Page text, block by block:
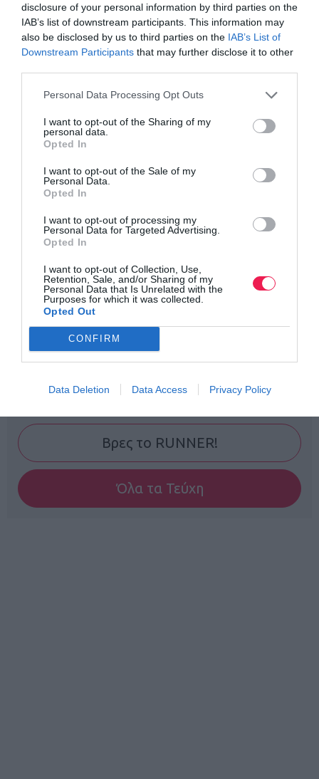
disclosure of your personal information by third parties on the
IAB’s list of downstream participants. This information may
also be disclosed by us to third parties on the IAB’s List of
Downstream Participants that may further disclose it to other
Personal Data Processing Opt Outs
I want to opt-out of the Sharing of my
personal data.
Opted In
I want to opt-out of the Sale of my
Personal Data.
Opted In
I want to opt-out of processing my
Personal Data for Targeted Advertising.
Opted In
I want to opt-out of Collection, Use,
Retention, Sale, and/or Sharing of my
Personal Data that Is Unrelated with the
Purposes for which it was collected.
Opted Out
CONFIRM
Data Deletion Data Access Privacy Policy
Γίνε Συνδρομητής
Βρες το RUNNER!
Όλα τα Τεύχη